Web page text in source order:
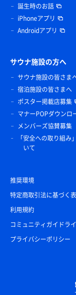
誕生時のお話
iPhoneアプリ
Androidアプリ
サウナ施設の方へ
サウナ施設の皆さま
宿泊施設の皆さまへ
ポスター掲載店募集
マナーPOPダウンロ
メンバーズ協賛募集
「安全への取り組み
いて
推奨環境
特定商取引法に基づく
利用規約
コミュニティガイドラ
プライバシーポリシー